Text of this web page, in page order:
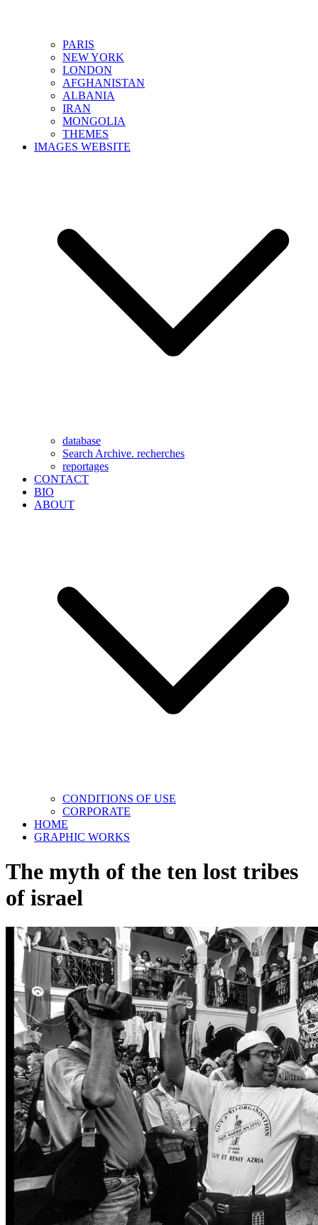
PARIS
NEW YORK
LONDON
AFGHANISTAN
ALBANIA
IRAN
MONGOLIA
THEMES
IMAGES WEBSITE
database
Search Archive. recherches
reportages
CONTACT
BIO
ABOUT
CONDITIONS OF USE
CORPORATE
HOME
GRAPHIC WORKS
The myth of the ten lost tribes
of israel